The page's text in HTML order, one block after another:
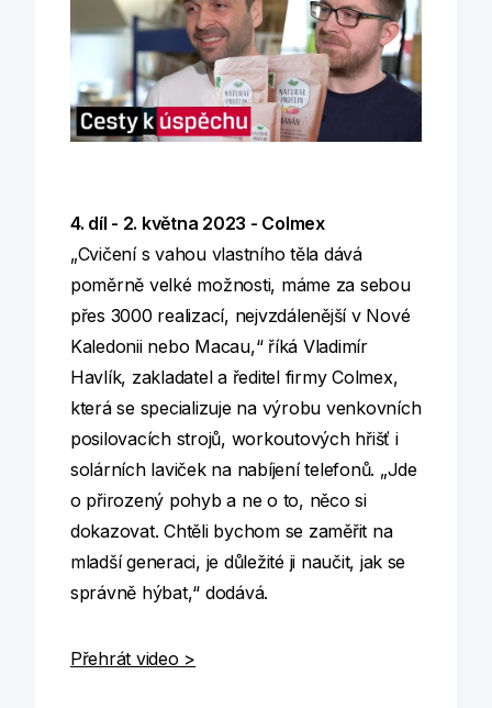
4. díl - 2. května 2023 - Colmex
„Cvičení s vahou vlastního těla dává
poměrně velké možnosti, máme za sebou
přes 3000 realizací, nejvzdálenější v Nové
Kaledonii nebo Macau,“ říká Vladimír
Havlík, zakladatel a ředitel firmy Colmex,
která se specializuje na výrobu venkovních
posilovacích strojů, workoutových hřišť i
solárních laviček na nabíjení telefonů. „Jde
o přirozený pohyb a ne o to, něco si
dokazovat. Chtěli bychom se zaměřit na
mladší generaci, je důležité ji naučit, jak se
správně hýbat,“ dodává.
Přehrát video >